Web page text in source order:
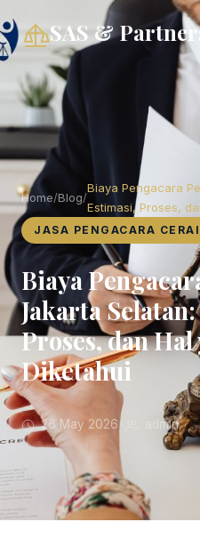
SAS &
Home/Blog/
Biaya Pengacara
Estimasi, Proses,
JASA PENGACARA CERAI
Biaya
Jakarta
Proses, dan
Diketahui
26 May 2026• admin